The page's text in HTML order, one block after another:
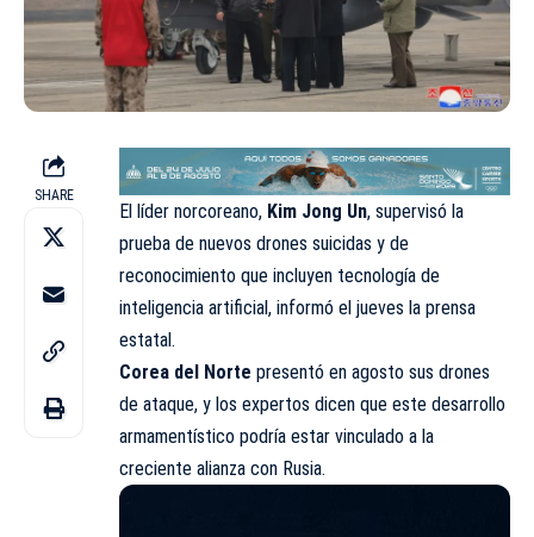
SHARE
El líder norcoreano, Kim Jong Un, supervisó la
prueba de nuevos drones suicidas y de
reconocimiento que incluyen tecnología de
inteligencia artificial, informó el jueves la prensa
estatal.
Corea del Norte presentó en agosto sus drones
de ataque, y los expertos dicen que este desarrollo
armamentístico podría estar vinculado a la
creciente alianza con Rusia.